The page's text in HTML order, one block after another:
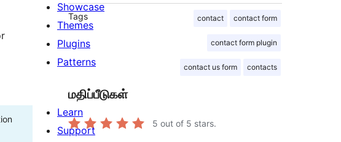
Tags contact contact form
contact form plugin
contact us form contacts
மதிப்பீடுகள்
5 out of 5 stars.
Showcase
Themes
Plugins
Patterns
Learn
Support